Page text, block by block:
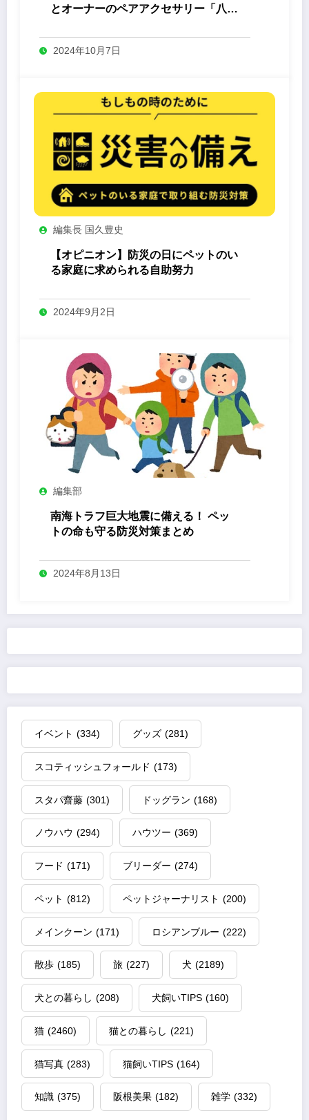
とオーナーのペアアクセサリー「八心
2024年10月7日
編集長 国久豊史
【オピニオン】防災の日にペットのい
る家庭に求められる自助努力
2024年9月2日
編集部
南海トラフ巨大地震に備える！ ペッ
トの命も守る防災対策まとめ
2024年8月13日
イベント (334) グッズ (281)
スコティッシュフォールド (173)
スタパ齋藤 (301) ドッグラン (168)
ノウハウ (294) ハウツー (369)
フード (171) ブリーダー (274)
ペット (812) ペットジャーナリスト (200)
メインクーン (171) ロシアンブルー (222)
散歩 (185) 旅 (227) 犬 (2189)
犬との暮らし (208) 犬飼いTIPS (160)
猫 (2460) 猫との暮らし (221)
猫写真 (283) 猫飼いTIPS (164)
知識 (375) 阪根美果 (182) 雑学 (332)